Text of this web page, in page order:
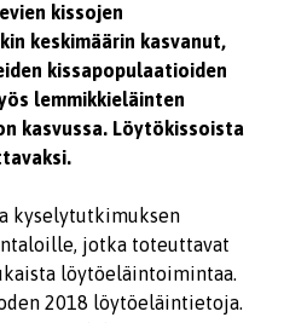
kissojen
keskimäärin kasvanut,
kissapopulaatioiden
lemmikkieläinten
kasvussa. Löytökissoista
kyselytutkimuksen
jotka toteuttavat
löytöeläintoimintaa.
2018 löytöeläintietoja.